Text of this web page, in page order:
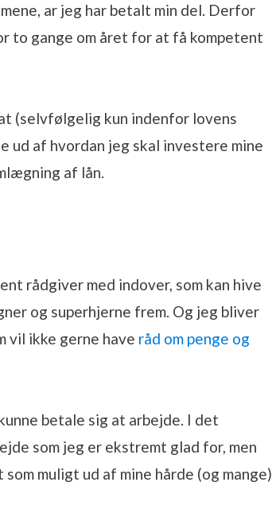
ar jeg har betalt min del. Derfor
to gange om året for at få kompetent
(selvfølgelig kun indenfor lovens
ud af hvordan jeg skal investere mine
af lån.
rådgiver med indover, som kan hive
og superhjerne frem. Og jeg bliver
vil ikke gerne have råd om penge og
betale sig at arbejde. I det
som jeg er ekstremt glad for, men
muligt ud af mine hårde (og mange)